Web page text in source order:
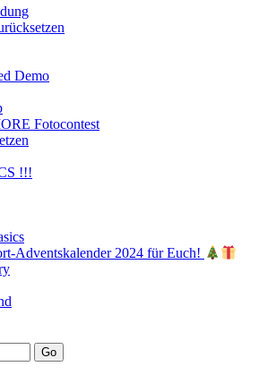
Demo
Fotocontest
!!!
Adventskalender 2024 für Euch!
Go